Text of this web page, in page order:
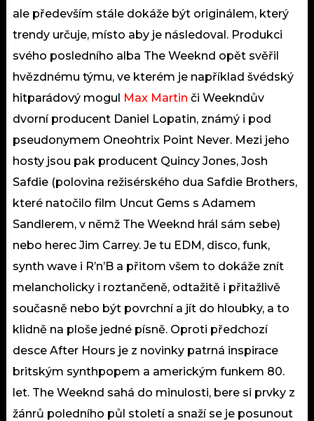
ale především stále dokáže být originálem, který
trendy určuje, místo aby je následoval. Produkci
svého posledního alba The Weeknd opět svěřil
hvězdnému týmu, ve kterém je například švédský
hitparádový mogul Max Martin či Weekndův
dvorní producent Daniel Lopatin, známý i pod
pseudonymem Oneohtrix Point Never. Mezi jeho
hosty jsou pak producent Quincy Jones, Josh
Safdie (polovina režisérského dua Safdie Brothers,
které natočilo film Uncut Gems s Adamem
Sandlerem, v němž The Weeknd hrál sám sebe)
nebo herec Jim Carrey. Je tu EDM, disco, funk,
synth wave i R’n’B a přitom všem to dokáže znít
melancholicky i roztančeně, odtažitě i přitažlivě
současně nebo být povrchní a jít do hloubky, a to
klidně na ploše jedné písně. Oproti předchozí
desce After Hours je z novinky patrná inspirace
britským synthpopem a americkým funkem 80.
let. The Weeknd sahá do minulosti, bere si prvky z
žánrů poledního půl století a snaží se je posunout